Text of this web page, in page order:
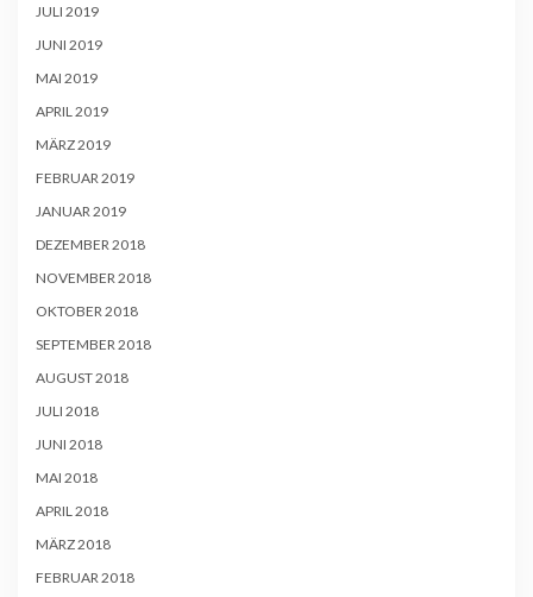
JULI 2019
JUNI 2019
MAI 2019
APRIL 2019
MÄRZ 2019
FEBRUAR 2019
JANUAR 2019
DEZEMBER 2018
NOVEMBER 2018
OKTOBER 2018
SEPTEMBER 2018
AUGUST 2018
JULI 2018
JUNI 2018
MAI 2018
APRIL 2018
MÄRZ 2018
FEBRUAR 2018